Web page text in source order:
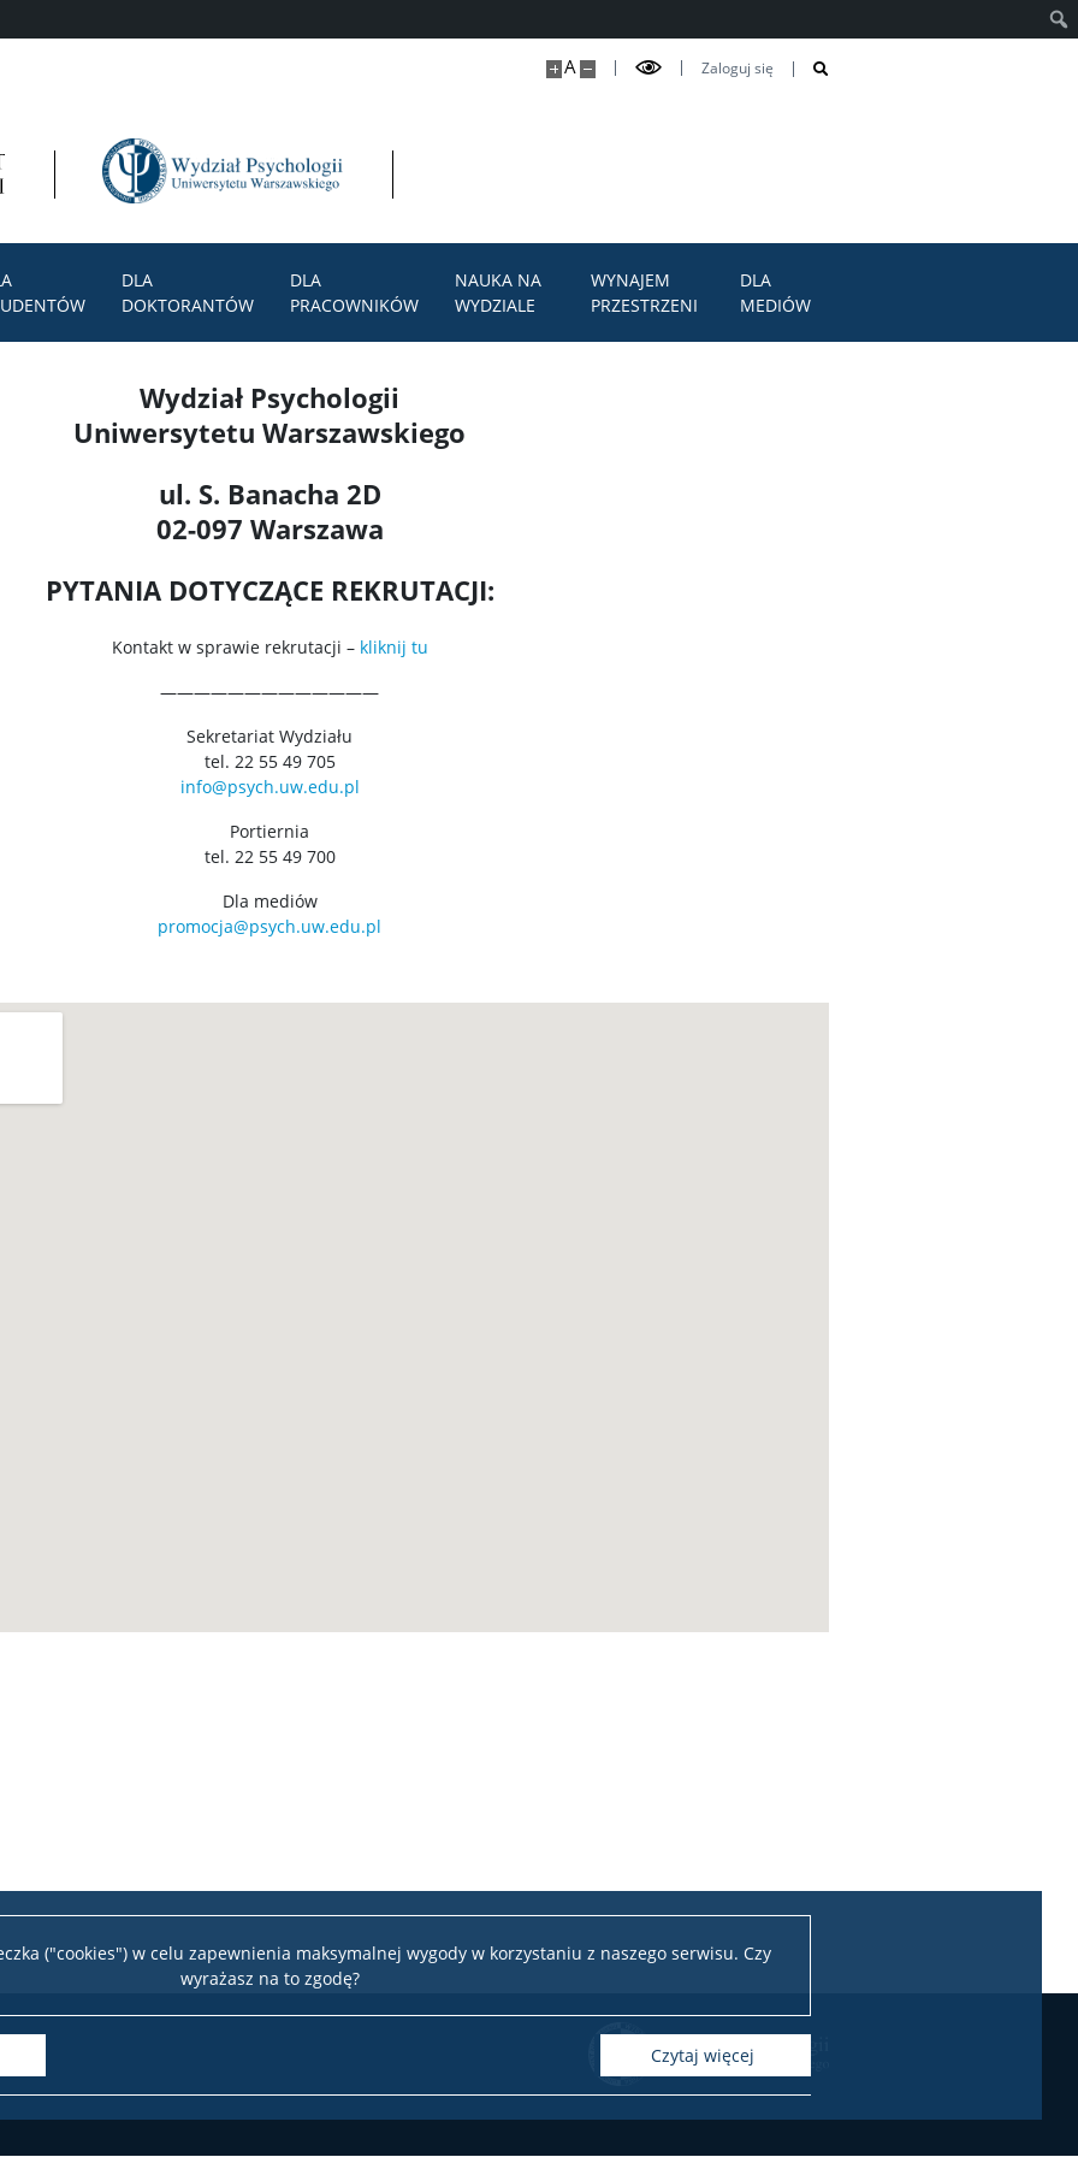
("cookies") w celu zapewnienia maksymalnej wygody w korzystaniu z naszego serwisu. Czy
wyrażasz na to zgodę?
czytaj więcej
A Zaloguj się
DLA
DOKTORANTÓW
DLA
PRACOWNIKÓW
NAUKA NA
WYDZIALE
WYNAJEM
PRZESTRZENI
DLA
MEDIÓW
Wydział Psychologii
Uniwersytetu Warszawskiego
ul. S. Banacha 2D
02-097 Warszawa
PYTANIA DOTYCZĄCE REKRUTACJI:
Kontakt w sprawie rekrutacji – kliknij tu
—————————————
Sekretariat Wydziału
tel. 22 55 49 705
info@psych.uw.edu.pl
Portiernia
tel. 22 55 49 700
Dla mediów
promocja@psych.uw.edu.pl